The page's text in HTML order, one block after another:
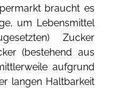
braucht es
um Lebensmittel
Zucker
(bestehend aus
aufgrund
langen Haltbarkeit